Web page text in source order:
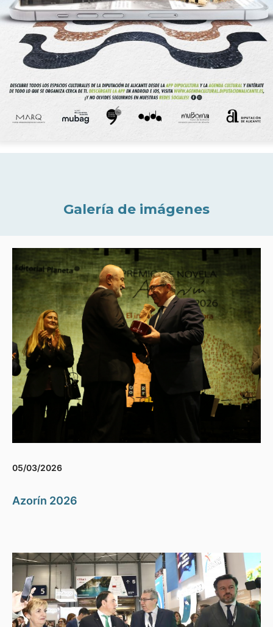
Galería de imágenes
05/03/2026
Azorín 2026